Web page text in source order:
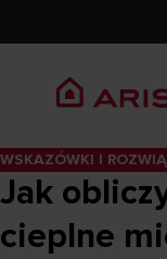
WSKAZÓWKI I
Jak
cieplne